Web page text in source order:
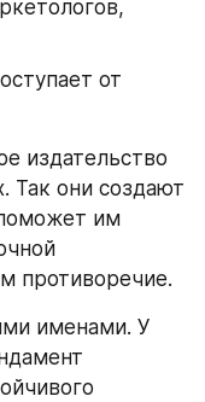
от
издательство
Так они создают
им
противоречие.
именами. У